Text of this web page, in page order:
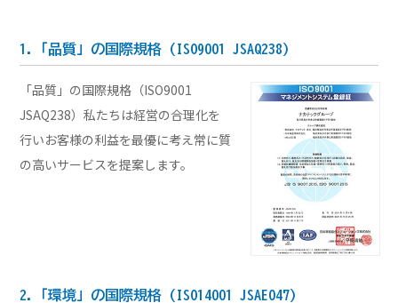
1.「品質」の国際規格 (ISO9001 JSAQ238)
「品質」の国際規格（ISO9001
JSAQ238）私たちは経営の合理化を
行いお客様の利益を最優に考え常に質
の高いサービスを提案します。
2.「環境」の国際規格 (ISO14001 JSAE047)